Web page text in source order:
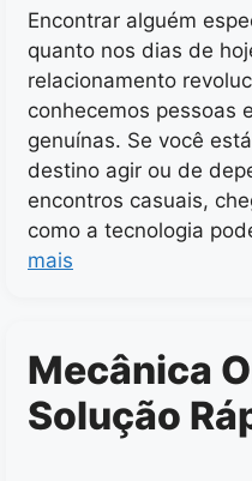
Encontrar alguém
quanto nos dias de
relacionamento
conhecemos pessoas
genuínas. Se você
destino agir ou de
encontros casuais,
como a tecnologia
mais
Mecânica
Solução